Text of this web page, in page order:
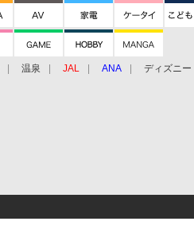
温泉 JAL ANA ディズニー